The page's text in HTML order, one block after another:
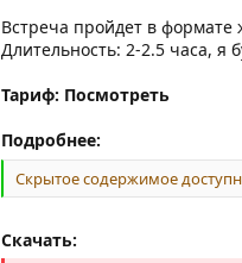
Встреча пройдет в
Длительность: 2-2.5 часа, я
Тариф: Посмотреть
Подробнее:
Скрытое содержимое
Скачать: